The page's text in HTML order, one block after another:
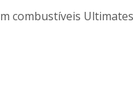
combustíveis Ultimates